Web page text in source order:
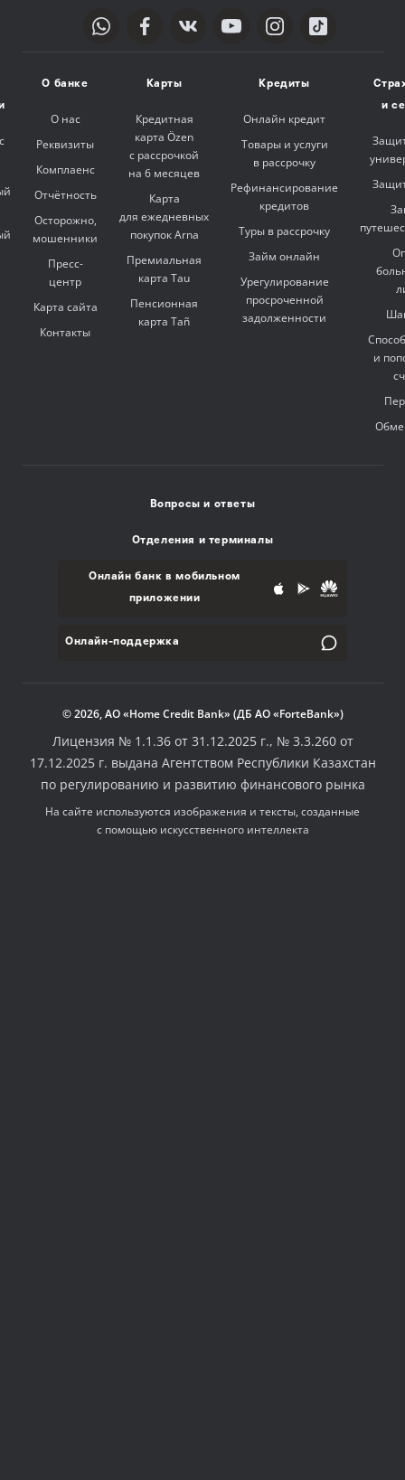
О банке
О нас
Реквизиты
Комплаенс
Отчётность
Осторожно,
мошенники
Пресс-
центр
Карта сайта
Контакты
Карты
Кредитная
карта Özen
с рассрочкой
на 6 месяцев
Карта
для ежедневных
покупок Arna
Премиальная
карта Tau
Пенсионная
карта Tañ
Кредиты
Онлайн кредит
Товары и услуги
в рассрочку
Рефинансирование
кредитов
Туры в рассрочку
Займ онлайн
Урегулирование
просроченной
задолженности
и
и
Вопросы и ответы
Отделения и терминалы
Онлайн банк в мобильном
приложении
Онлайн-поддержка
© 2026, АО «Home Credit Bank» (ДБ АО «ForteBank»)
Лицензия № 1.1.36 от 31.12.2025 г., № 3.3.260 от
17.12.2025 г. выдана Агентством Республики Казахстан
по регулированию и развитию финансового рынка
На сайте используются изображения и тексты, созданные
с помощью искусственного интеллекта